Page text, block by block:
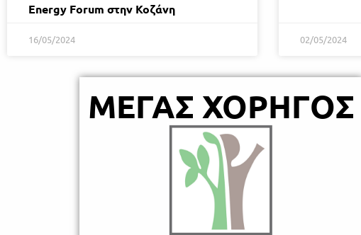
Energy Forum στην Κοζάνη
16/05/2024 02/05/2024
ΜΕΓΑΣ ΧΟΡΗΓΟΣ